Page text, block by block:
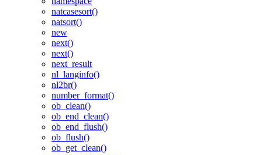
natcasesort()
natsort()
new
next()
next()
next_result
nl_langinfo()
nl2br()
number_format()
ob_clean()
ob_end_clean()
ob_end_flush()
ob_flush()
ob_get_clean()